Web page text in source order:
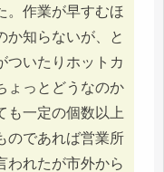
。作業が早すむほ
か知らないが、と
ついたりホットカ
ょっとどうなのか
も一定の個数以上
のであれば営業所
われたが市外から